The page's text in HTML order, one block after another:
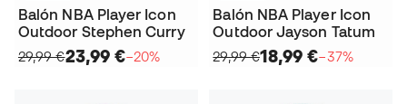
Balón NBA Player Icon
Outdoor Stephen Curry
29,99 €23,99 €−20%
Balón NBA Player Icon
Outdoor Jayson Tatum
29,99 €18,99 €−37%